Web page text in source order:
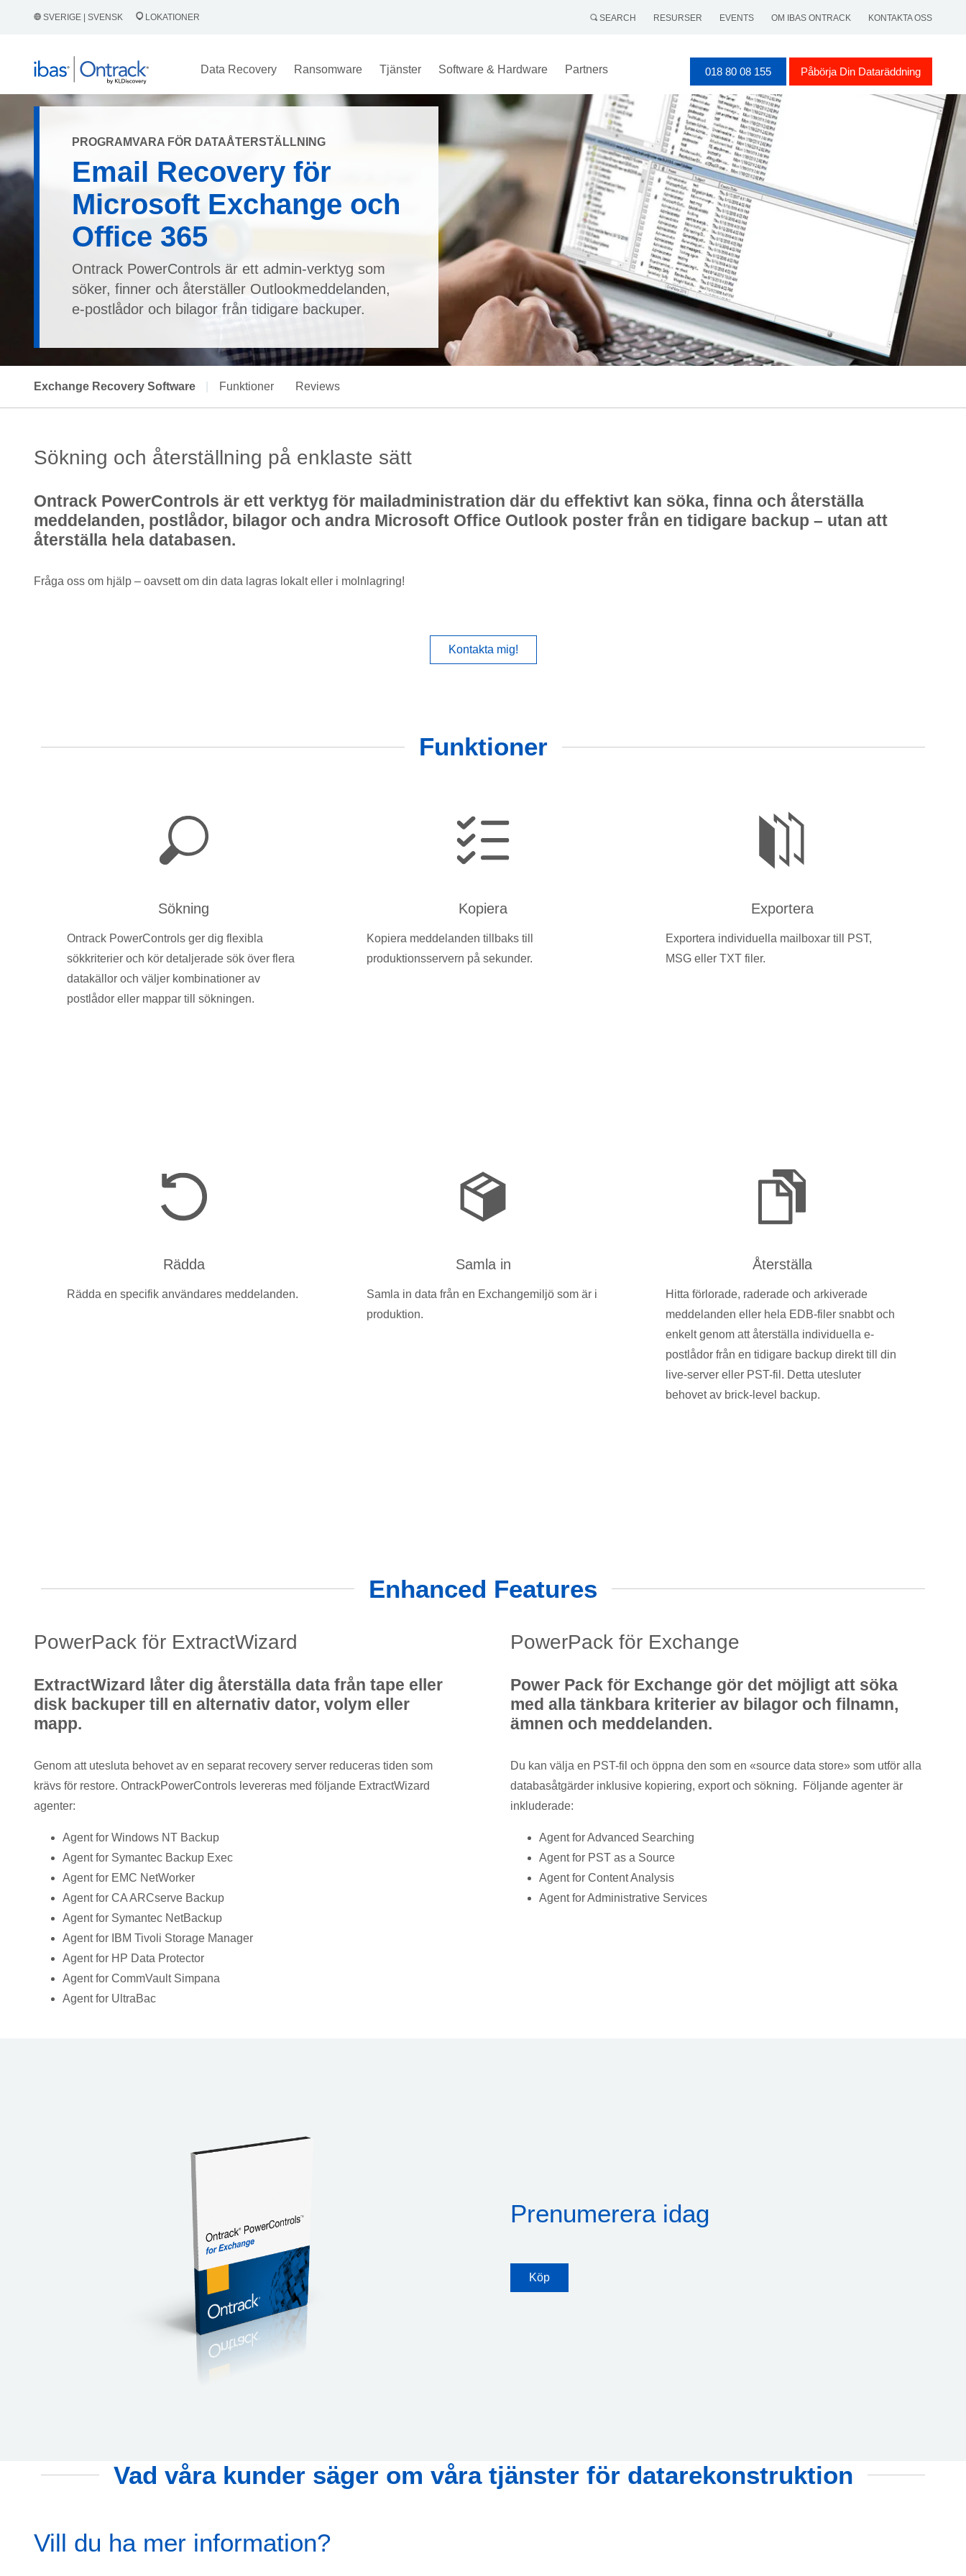
SVERIGE | SVENSK LOKATIONER SEARCH RESURSER EVENTS OM IBAS ONTRACK KONTAKTA OSS
Data Recovery Ransomware Tjänster Software & Hardware Partners 018 80 08 155 Påbörja Din Dataräddning
PROGRAMVARA FÖR DATAÅTERSTÄLLNING
Email Recovery för
Microsoft Exchange och
Office 365
Ontrack PowerControls är ett admin-verktyg som
söker, finner och återställer Outlookmeddelanden,
e-postlådor och bilagor från tidigare backuper.
Exchange Recovery Software Funktioner Reviews
Sökning och återställning på enklaste sätt
Ontrack PowerControls är ett verktyg för mailadministration där du effektivt kan söka, finna och återställa
meddelanden, postlådor, bilagor och andra Microsoft Office Outlook poster från en tidigare backup – utan att
återställa hela databasen.
Fråga oss om hjälp – oavsett om din data lagras lokalt eller i molnlagring!
Kontakta mig!
Funktioner
Sökning
Ontrack PowerControls ger dig flexibla
sökkriterier och kör detaljerade sök över flera
datakällor och väljer kombinationer av
postlådor eller mappar till sökningen.
Kopiera
Kopiera meddelanden tillbaks till
produktionsservern på sekunder.
Exportera
Exportera individuella mailboxar till PST,
MSG eller TXT filer.
Rädda
Rädda en specifik användares meddelanden.
Samla in
Samla in data från en Exchangemiljö som är i
produktion.
Återställa
Hitta förlorade, raderade och arkiverade
meddelanden eller hela EDB-filer snabbt och
enkelt genom att återställa individuella e-
postlådor från en tidigare backup direkt till din
live-server eller PST-fil. Detta utesluter
behovet av brick-level backup.
Enhanced Features
PowerPack för ExtractWizard
ExtractWizard låter dig återställa data från tape eller
disk backuper till en alternativ dator, volym eller
mapp.
Genom att utesluta behovet av en separat recovery server reduceras tiden som
krävs för restore. OntrackPowerControls levereras med följande ExtractWizard
agenter:
Agent for Windows NT Backup
Agent for Symantec Backup Exec
Agent for EMC NetWorker
Agent for CA ARCserve Backup
Agent for Symantec NetBackup
Agent for IBM Tivoli Storage Manager
Agent for HP Data Protector
Agent for CommVault Simpana
Agent for UltraBac
PowerPack för Exchange
Power Pack för Exchange gör det möjligt att söka
med alla tänkbara kriterier av bilagor och filnamn,
ämnen och meddelanden.
Du kan välja en PST-fil och öppna den som en «source data store» som utför alla
databasåtgärder inklusive kopiering, export och sökning. Följande agenter är
inkluderade:
Agent for Advanced Searching
Agent for PST as a Source
Agent for Content Analysis
Agent for Administrative Services
Prenumerera idag
Köp
Vad våra kunder säger om våra tjänster för datarekonstruktion
Vill du ha mer information?